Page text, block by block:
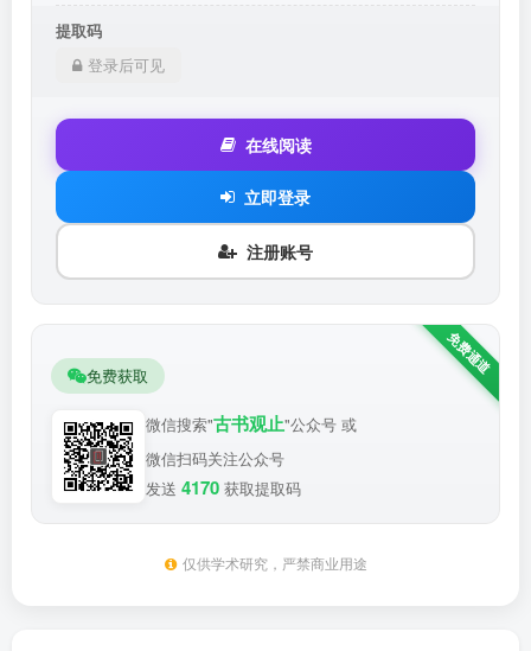
提取码
登录后可见
在线阅读
立即登录
注册账号
免费获取
微信搜索"古书观止"公众号 或
微信扫码关注公众号
发送 4170 获取提取码
仅供学术研究，严禁商业用途